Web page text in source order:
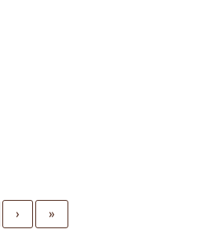
Next
›
Last
»